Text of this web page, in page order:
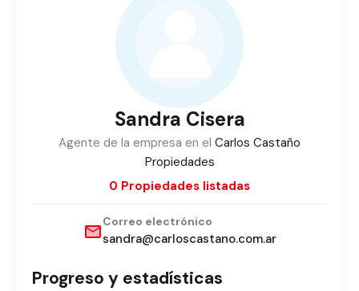
Sandra Cisera
Agente de la empresa en el Carlos Castaño
Propiedades
0 Propiedades listadas
Correo electrónico
sandra@carloscastano.com.ar
Progreso y estadísticas